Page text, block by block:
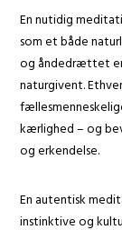
En nutidig
som et både
og åndedrættet
naturgivent.
kærlighed – og
og erkendelse.
En autentisk
instinktive og